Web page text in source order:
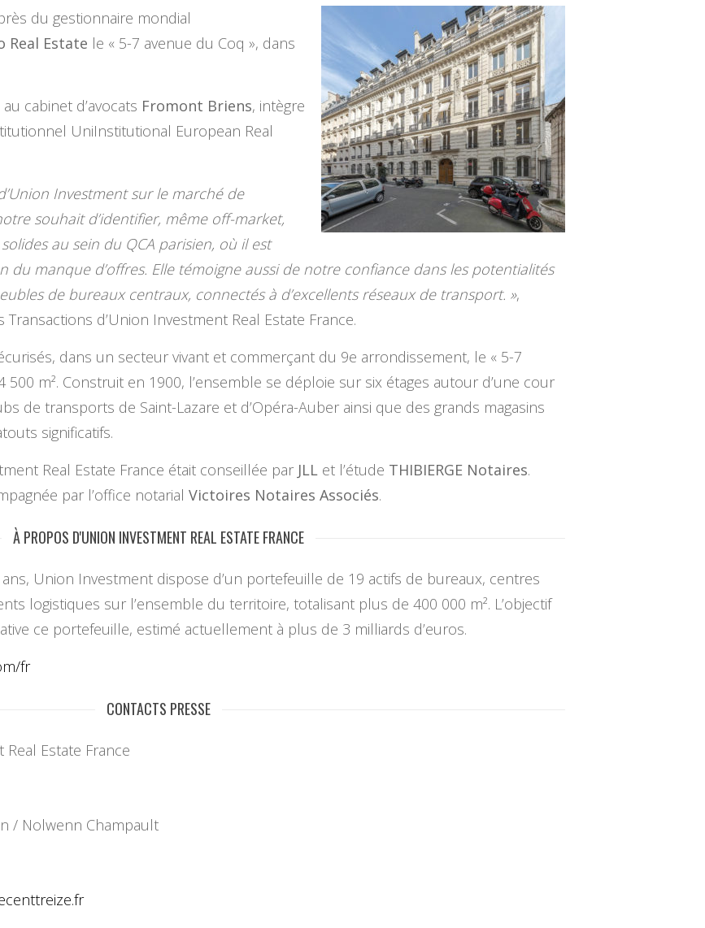
du gestionnaire mondial
Real Estate le « 5-7 avenue du Coq », dans
cabinet d’avocats Fromont Briens, intègre
UniInstitutional European Real
Investment sur le marché de
souhait d’identifier, même off-market,
au sein du QCA parisien, où il est
du manque d’offres. Elle témoigne aussi de notre confiance dans les potentialités
de bureaux centraux, connectés à d’excellents réseaux de transport. »,
Transactions d’Union Investment Real Estate France.
dans un secteur vivant et commerçant du 9e arrondissement, le « 5-7
m². Construit en 1900, l’ensemble se déploie sur six étages autour d’une cour
de transports de Saint-Lazare et d’Opéra-Auber ainsi que des grands magasins
significatifs.
Real Estate France était conseillée par JLL et l’étude THIBIERGE Notaires.
par l’office notarialVictoires Notaires Associés.
À PROPOS D'UNION INVESTMENT REAL ESTATE FRANCE
Union Investment dispose d’un portefeuille de 19 actifs de bureaux, centres
logistiques sur l’ensemble du territoire, totalisant plus de 400 000 m². L’objectif
ce portefeuille, estimé actuellement à plus de 3 milliards d’euros.
fr
CONTACTS PRESSE
Estate France
/ Nolwenn Champault